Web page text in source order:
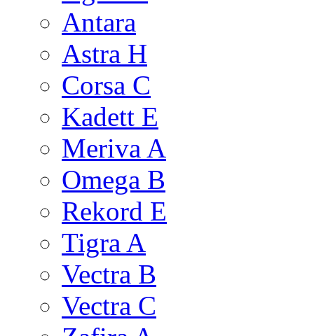
Antara
Astra H
Corsa C
Kadett E
Meriva A
Omega B
Rekord E
Tigra A
Vectra B
Vectra C